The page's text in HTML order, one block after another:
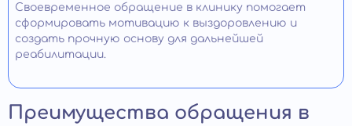
Своевременное обращение в клинику помогает
сформировать мотивацию к выздоровлению и
создать прочную основу для дальнейшей
реабилитации.
Преимущества обращения в